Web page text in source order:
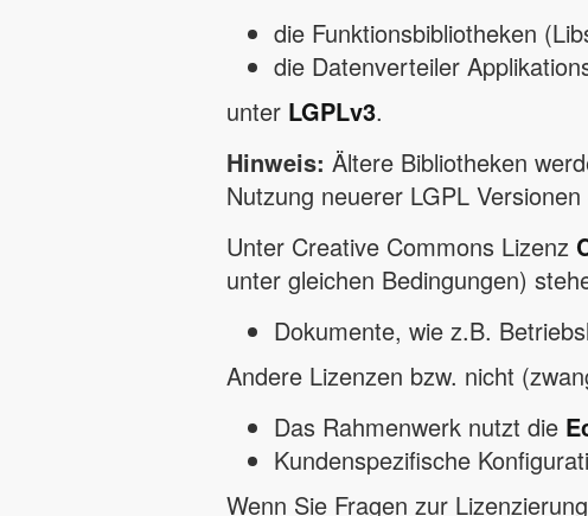
die Funktionsbibliotheken
die Datenverteiler
unter LGPLv3.
Hinweis: Ältere Bibliotheken
Nutzung neuerer LGPL
Unter Creative Commons Lizenz
unter gleichen Bedingungen)
Dokumente, wie z.B.
Andere Lizenzen bzw. nicht
Das Rahmenwerk nutzt die
Kundenspezifische
Wenn Sie Fragen zur